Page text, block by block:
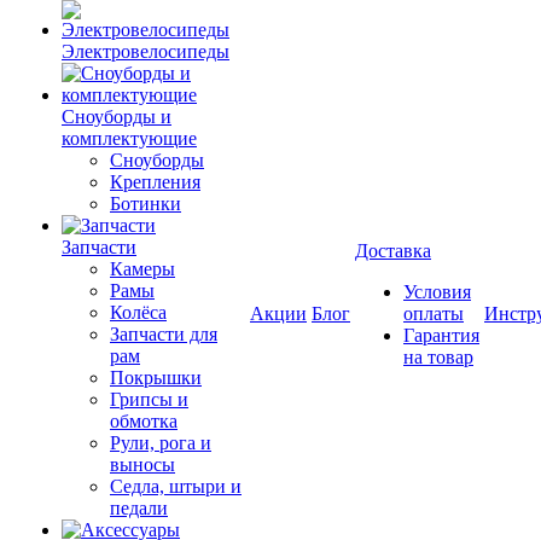
Электровелосипеды
Cноуборды и
комплектующие
Сноуборды
Крепления
Ботинки
Запчасти
Камеры
Рамы
Колёса
Запчасти для
рам
Покрышки
Грипсы и
обмотка
Рули, рога и
выносы
Седла, штыри и
педали
Акции Блог
Доставка
Условия
оплаты
Гарантия
на товар